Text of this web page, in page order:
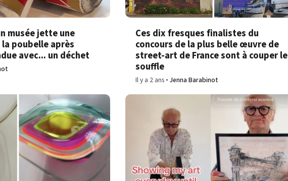
musée jette une
poubelle après
avec... un déchet
Ces dix fresques finalistes du
concours de la plus belle œuvre de
street-art de France sont à couper le
souffle
Il y a 2 ans Jenna Barabinot